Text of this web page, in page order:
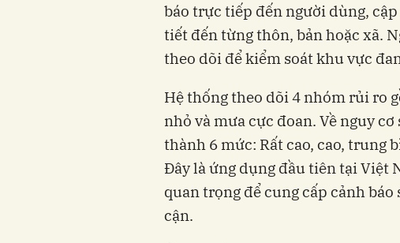
báo trực tiếp đến người dùng,
tiết đến từng thôn, bản hoặc xã.
theo dõi để kiểm soát khu vực
Hệ thống theo dõi 4 nhóm rủi ro
nhỏ và mưa cực đoan. Về nguy
thành 6 mức: Rất cao, cao, trung
Đây là ứng dụng đầu tiên tại Việt
quan trọng để cung cấp cảnh
cận.